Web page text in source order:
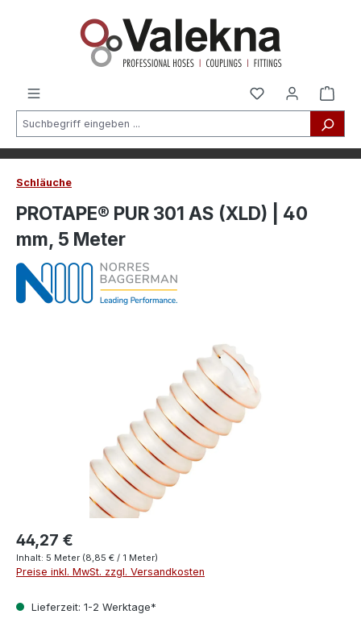
Schläuche
PROTAPE® PUR 301 AS (XLD) | 40
mm, 5 Meter
44,27 €
Inhalt: 5 Meter (8,85 € / 1 Meter)
Preise inkl. MwSt. zzgl. Versandkosten
Lieferzeit: 1-2 Werktage*